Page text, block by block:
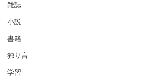
雑誌
小説
書籍
独り言
学習